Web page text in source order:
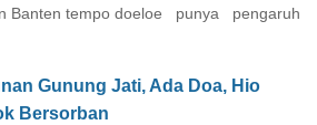
Banten tempo doeloe punya pengaruh
Gunung Jati, Ada Doa, Hio
Bersorban